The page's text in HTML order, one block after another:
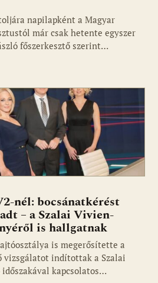
napilapként a Magyar
már csak hetente egyszer
főszerkesztő szerint…
nél: bocsánatkérést
– a Szalai Vivien-
is hallgatnak
is megerősítette a
vizsgálatot indítottak a Szalai
kapcsolatos…